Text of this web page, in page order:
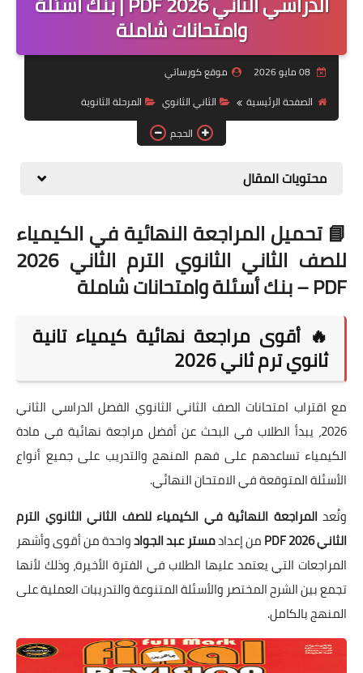
موضوعات
تكنولوجيا
قصص للأطفال
وامتحانات شاملة
08 مايو 2026
موقع كورساتي
الصفحة الرئيسية
الثاني الثانوي
المرحلة الثانوية
الحجم
محتويات المقال
📘 تحميل المراجعة النهائية في الكيمياء
للصف الثاني الثانوي الترم الثاني 2026
PDF – بنك أسئلة وامتحانات شاملة
🔥 أقوى مراجعة نهائية كيمياء تانية
ثانوي ترم ثاني 2026
مع اقتراب امتحانات الصف الثاني الثانوي الفصل الدراسي الثاني
2026، يبدأ الطلاب في البحث عن أفضل مراجعة نهائية في مادة
الكيمياء تساعدهم على فهم المنهج والتدريب على جميع أنواع
الأسئلة المتوقعة في الامتحان النهائي.
وتُعدالمراجعة النهائية في الكيمياء للصف الثاني الثانوي الترم
الثاني 2026 PDF
من إعدادمستر عبد الجوادواحدة من أقوى وأشهر
المراجعات التي يعتمد عليها الطلاب في الفترة الأخيرة، وذلك لأنها
تجمع بين الشرح المختصر والأسئلة المتنوعة والتدريبات العملية على
المنهج بالكامل.